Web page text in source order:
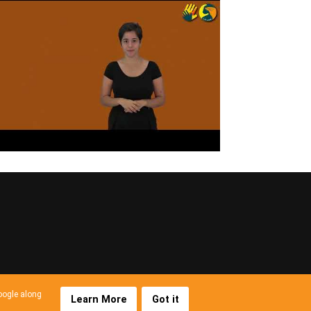
along
Learn More Got it